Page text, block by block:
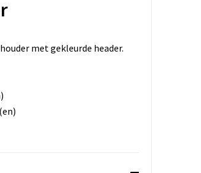
met gekleurde header.